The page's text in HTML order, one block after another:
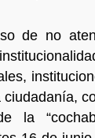
de no
la